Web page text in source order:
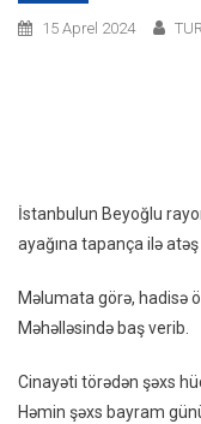
15 Aprel 2024
İstanbulun Beyoğlu
ayağına tapança ilə atəş
Məlumata görə, hadisə
Məhəlləsində baş verib.
Cinayəti törədən şəxs
Həmin şəxs bayram